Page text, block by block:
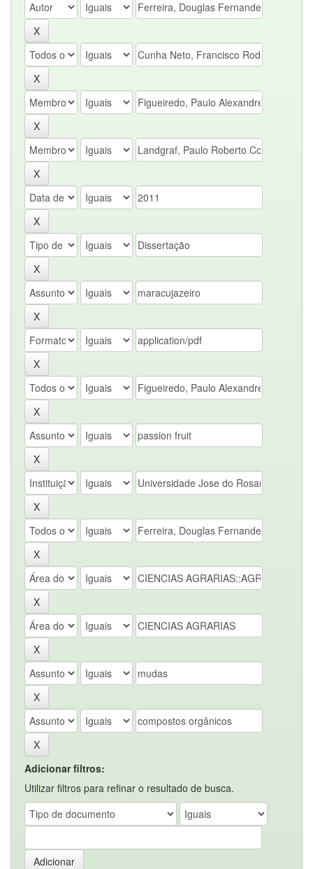
Adicionar filtros:
Utilizar filtros para refinar o resultado de busca.